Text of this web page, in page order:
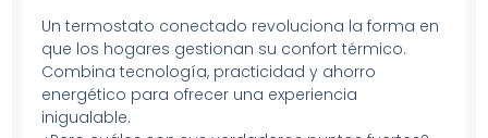
Un termostato conectado revoluciona la forma en
que los hogares gestionan su confort térmico.
Combina tecnología, practicidad y ahorro
energético para ofrecer una experiencia
inigualable.